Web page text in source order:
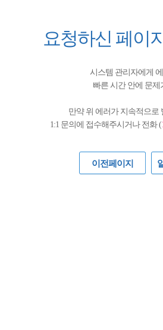
요청하신 페이
시스템 관리자에게
빠른 시간 안에 문
만약 위 에러가 지속적으로
1:1 문의에 접수해주시거나 전화 (
이전페이지